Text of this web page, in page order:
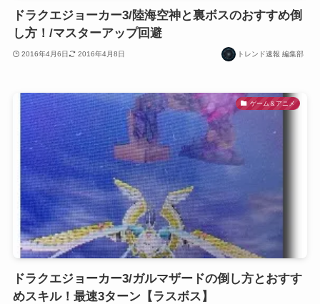
ドラクエジョーカー3/陸海空神と裏ボスのおすすめ倒
し方！/マスターアップ回避
2016年4月6日 2016年4月8日 トレンド速報 編集部
ゲーム＆アニメ
ドラクエジョーカー3/ガルマザードの倒し方とおすす
めスキル！最速3ターン【ラスボス】